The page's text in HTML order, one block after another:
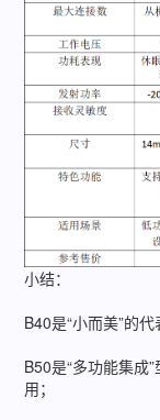
小结：
B40是“小而美”的
B50是“多功能集成
用；